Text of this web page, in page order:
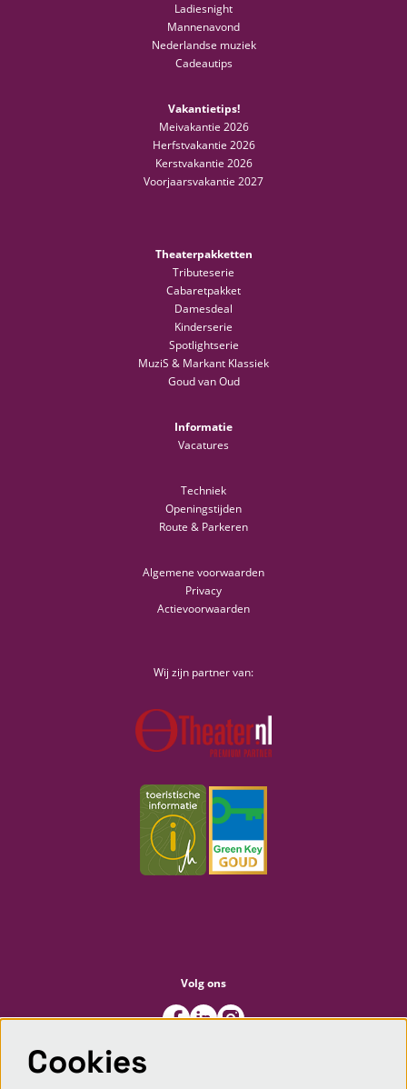
Ladiesnight
Mannenavond
Nederlandse muziek
Cadeautips
Vakantietips!
Meivakantie 2026
Herfstvakantie 2026
Kerstvakantie 2026
Voorjaarsvakantie 2027
Theaterpakketten
Tributeserie
Cabaretpakket
Damesdeal
Kinderserie
Spotlightserie
MuziS & Markant Klassiek
Goud van Oud
Informatie
Vacatures
Techniek
Openingstijden
Route & Parkeren
Algemene voorwaarden
Privacy
Actievoorwaarden
Wij zijn partner van:
Volg ons
Meld je aan voor de nieuwsbrief
Cookies